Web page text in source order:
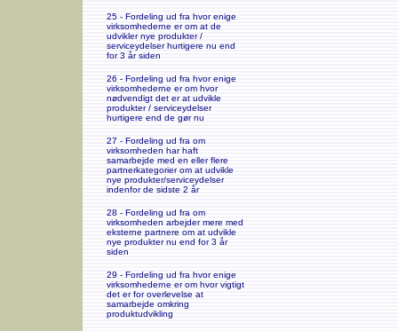
25 - Fordeling ud fra hvor enige
virksomhederne er om at de
udvikler nye produkter /
serviceydelser hurtigere nu end
for 3 år siden
26 - Fordeling ud fra hvor enige
virksomhederne er om hvor
nødvendigt det er at udvikle
produkter / serviceydelser
hurtigere end de gør nu
27 - Fordeling ud fra om
virksomheden har haft
samarbejde med en eller flere
partnerkategorier om at udvikle
nye produkter/serviceydelser
indenfor de sidste 2 år
28 - Fordeling ud fra om
virksomheden arbejder mere med
eksterne partnere om at udvikle
nye produkter nu end for 3 år
siden
29 - Fordeling ud fra hvor enige
virksomhederne er om hvor vigtigt
det er for overlevelse at
samarbejde omkring
produktudvikling